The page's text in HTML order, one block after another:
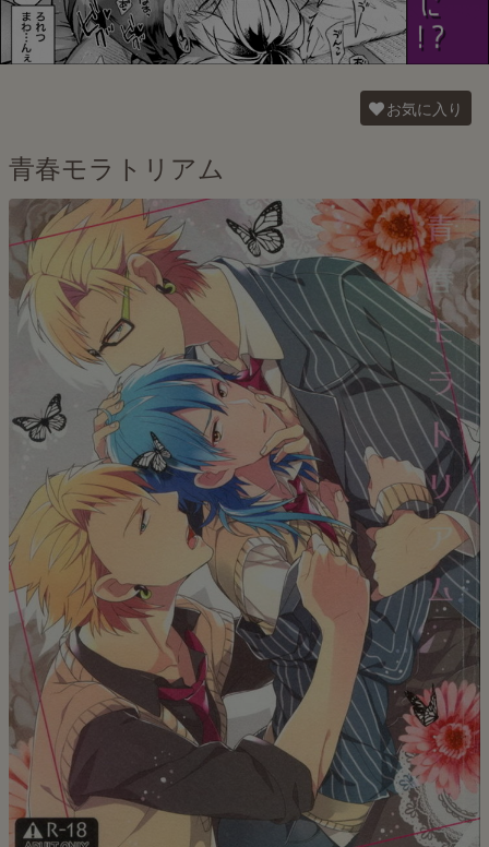
お気に入り
青春モラトリアム